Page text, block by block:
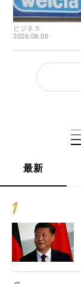
ビジネス
2026.08.06
最新